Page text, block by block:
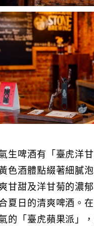
生啤酒有「臺虎洋
色酒體點綴著細膩
甘甜及洋甘菊的濃
夏日的清爽啤酒。
的「臺虎蘋果派」